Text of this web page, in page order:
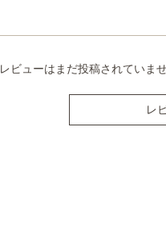
レビューはまだ投稿されていま
レ